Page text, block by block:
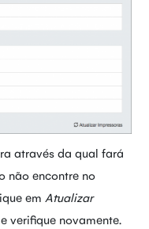
através da qual fará
não encontre no
em Atualizar
verifique novamente.